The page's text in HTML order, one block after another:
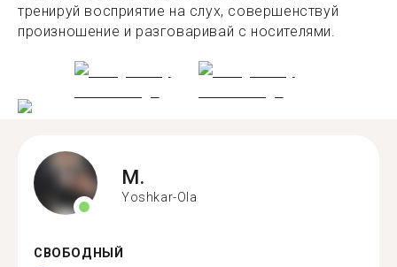
тренируй восприятие на слух, совершенствуй
произношение и разговаривай с носителями.
M.
Yoshkar-Ola
СВОБОДНЫЙ